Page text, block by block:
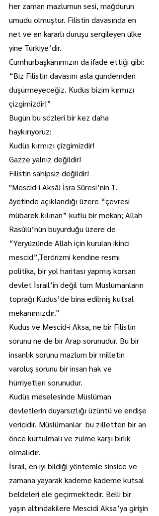
her zaman mazlumun sesi, mağdurun
umudu olmuştur. Filistin davasında en
net ve en kararlı duruşu sergileyen ülke
yine Türkiye’dir.
Cumhurbaşkanımızın da ifade ettiği gibi:
“Biz Filistin davasını asla gündemden
düşürmeyeceğiz. Kudüs bizim kırmızı
çizgimizdir!”
Bugün bu sözleri bir kez daha
haykırıyoruz:
Kudüs kırmızı çizgimizdir!
Gazze yalnız değildir!
Filistin sahipsiz değildir!
"Mescid-i Aksâ! İsra Sûresi’nin 1.
âyetinde açıklandığı üzere “çevresi
mübarek kılınan” kutlu bir mekan; Allah
Rasûlü’nün buyurduğu üzere de
“Yeryüzünde Allah için kurulan ikinci
mescid”,Terörizmi kendine resmi
politika, bir yol haritası yapmış korsan
devlet İsrail’in değil tüm Müslümanların
toprağı Kudüs’de bina edilmiş kutsal
mekanımızdır."
Kudüs ve Mescid-i Aksa, ne bir Filistin
sorunu ne de bir Arap sorunudur. Bu bir
insanlık sorunu mazlum bir milletin
varoluş sorunu bir insan hak ve
hürriyetleri sorunudur.
Kudüs meselesinde Müslüman
devletlerin duyarsızlığı üzüntü ve endişe
vericidir. Müslümanlar  bu zılletten bir an
önce kurtulmalı ve zulme karşı birlik
olmalıdır.
İsrail, en iyi bildiği yöntemle sinsice ve
zamana yayarak kademe kademe kutsal
beldeleri ele geçirmektedir. Belli bir
yaşın altındakilere Mescidi Aksa’ya girişin